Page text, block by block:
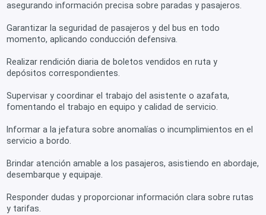
asegurando información precisa sobre paradas y pasajeros.
Garantizar la seguridad de pasajeros y del bus en todo
momento, aplicando conducción defensiva.
Realizar rendición diaria de boletos vendidos en ruta y
depósitos correspondientes.
Supervisar y coordinar el trabajo del asistente o azafata,
fomentando el trabajo en equipo y calidad de servicio.
Informar a la jefatura sobre anomalías o incumplimientos en el
servicio a bordo.
Brindar atención amable a los pasajeros, asistiendo en abordaje,
desembarque y equipaje.
Responder dudas y proporcionar información clara sobre rutas
y tarifas.